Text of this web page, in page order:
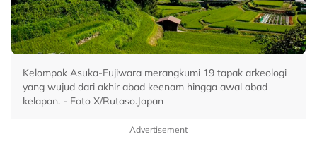
Kelompok Asuka-Fujiwara merangkumi 19 tapak arkeologi
yang wujud dari akhir abad keenam hingga awal abad
kelapan. - Foto X/Rutaso.Japan
Advertisement